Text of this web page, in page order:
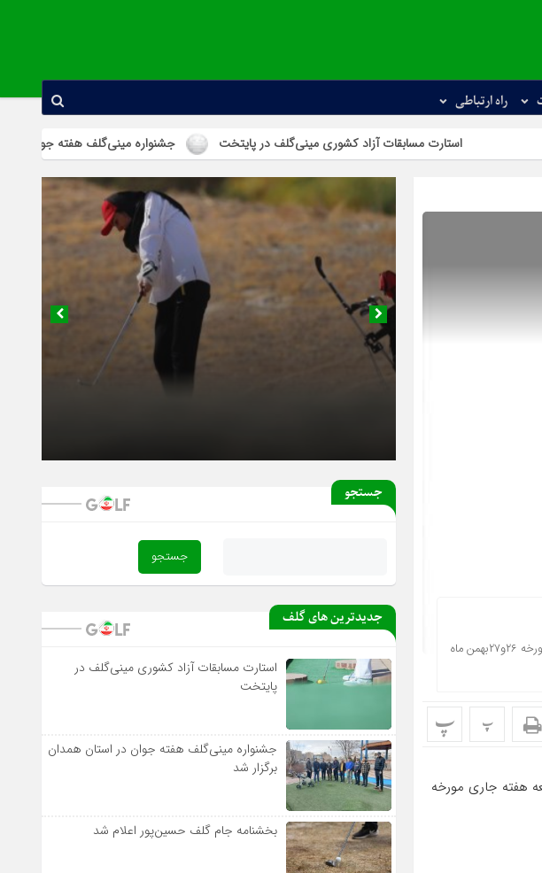
راه ارتباطی
استارت مسابقات آزاد کشوری مینی‌گلف در پایتخت جشنواره مینی‌گلف هفته جوان در استان همدان
دیدار معوقه بین تیمهای سورتمه تهران و هیات گلف اصفهان از هفته اول دور برگشت در روزهای پنجشنبه و جمعه هفته جاری مورخه ۲۶و۲۷بهمن ماه
پ پ
هفته جاری مورخه
جستجو
جدیدترین های گلف
استارت مسابقات آزاد کشوری مینی‌گلف در
پایتخت
جشنواره مینی‌گلف هفته جوان در استان همدان
برگزار شد
بخشنامه جام گلف حسین‌پور اعلام شد